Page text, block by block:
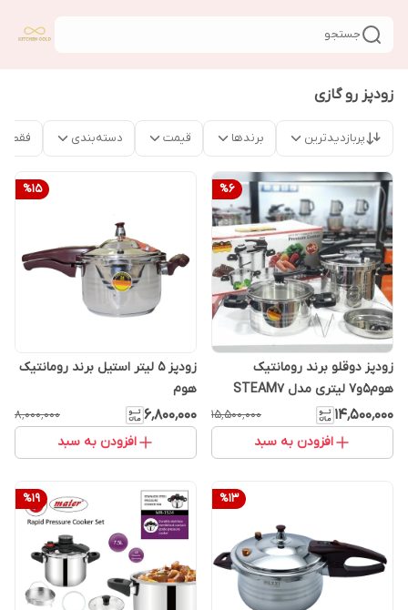
جستجو
زودپز رو گازی
پربازدیدترین برندها قیمت دسته‌بندی فقط
%6
زودپز دوقلو برند رومانتیک
هوم5و7 لیتری مدل STEAM7
۱۴٬۵۰۰٬۰۰۰ ۱۵٬۵۰۰٬۰۰۰
افزودن به سبد
%15
زودپز 5 لیتر استیل برند رومانتیک
هوم
۶٬۸۰۰٬۰۰۰ ۸٬۰۰۰٬۰۰۰
افزودن به سبد
%13
%19